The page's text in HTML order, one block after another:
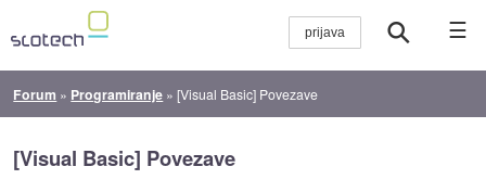
☰
Forum » Programiranje »[Visual Basic] Povezave
[Visual Basic] Povezave